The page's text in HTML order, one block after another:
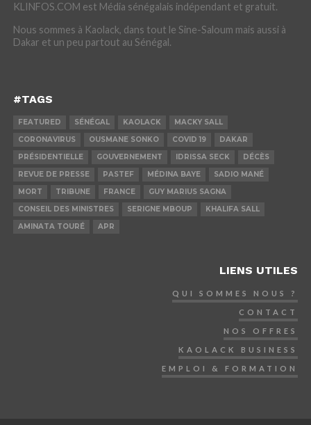
KLINFOS.COM est Média sénégalais indépendant et gratuit.
Nous sommes à Kaolack, dans tout le Sine-Saloum mais aussi à
Dakar et un peu partout au Sénégal.
#TAGS
FEATURED SÉNÉGAL KAOLACK
MACKY SALL
CORONAVIRUS
OUSMANE SONKO COVID 19
DAKAR
PRÉSIDENTIELLE
GOUVERNEMENT IDRISSA SECK
DÉCÈS
REVUE DE PRESSE
PASTEF MÉDINA BAYE
SADIO MANÉ
MORT
TRIBUNE FRANCE
GUY MARIUS SAGNA
CONSEIL DES MINISTRES
SERIGNE MBOUP
KHALIFA SALL
AMINATA TOURÉ
APR
LIENS UTILES
QUI SOMMES NOUS ?
CONTACT
NOS OFFRES
KAOLACK BUSINESS
EMPLOI & FORMATION